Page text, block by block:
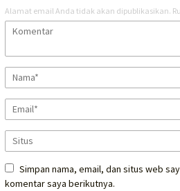
Alamat email Anda tidak akan dipublikasikan.
Simpan nama, email, dan situs web
komentar saya berikutnya.